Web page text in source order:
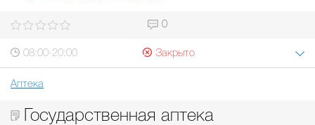
0
08:00-20:00 Закрыто
Аптека
Государственная аптека